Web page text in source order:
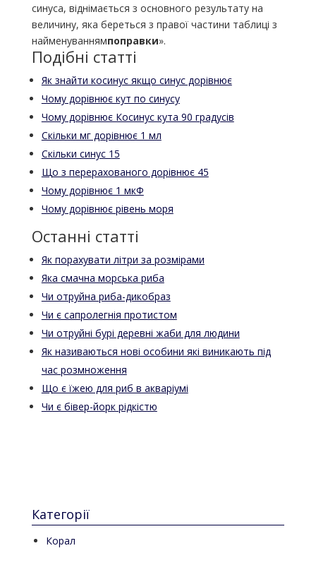
синуса, віднімається з основного результату на
величину, яка береться з правої частини таблиці з
найменуваннямпоправки».
Подібні статті
Як знайти косинус якщо синус дорівнює
Чому дорівнює кут по синусу
Чому дорівнює Косинус кута 90 градусів
Скільки мг дорівнює 1 мл
Скільки синус 15
Що з перерахованого дорівнює 45
Чому дорівнює 1 мкФ
Чому дорівнює рівень моря
Останні статті
Як порахувати літри за розмірами
Яка смачна морська риба
Чи отруйна риба-дикобраз
Чи є сапролегнія протистом
Чи отруйні бурі деревні жаби для людини
Як називаються нові особини які виникають під
час розмноження
Що є їжею для риб в акваріумі
Чи є бівер-йорк рідкістю
Категорії
Корал